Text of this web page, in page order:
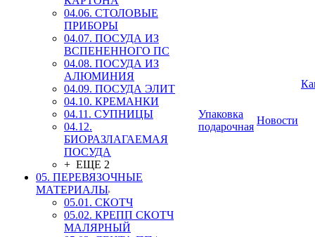
04.06. СТОЛОВЫЕ
ПРИБОРЫ
04.07. ПОСУДА ИЗ
ВСПЕНЕННОГО ПС
04.08. ПОСУДА ИЗ
АЛЮМИНИЯ
04.09. ПОСУДА ЭЛИТ
04.10. КРЕМАНКИ
04.11. СУПНИЦЫ
04.12.
БИОРАЗЛАГАЕМАЯ
ПОСУДА
+ ЕЩЕ 2
05. ПЕРЕВЯЗОЧНЫЕ
МАТЕРИАЛЫ
05.01. СКОТЧ
05.02. КРЕПП СКОТЧ
МАЛЯРНЫЙ
Упаковка
подарочная
Новости